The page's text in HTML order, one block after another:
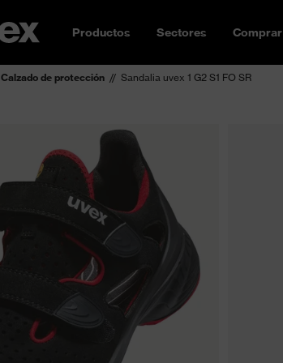
Productos Sectores Comprar
Calzado de protección Sandalia uvex 1 G2 S1 FO SR